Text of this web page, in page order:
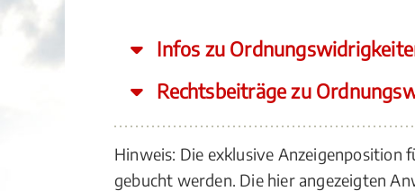
Infos zu
Rechtsbeiträge zu
Hinweis: Die exklusive
gebucht werden. Die hier angezeigten